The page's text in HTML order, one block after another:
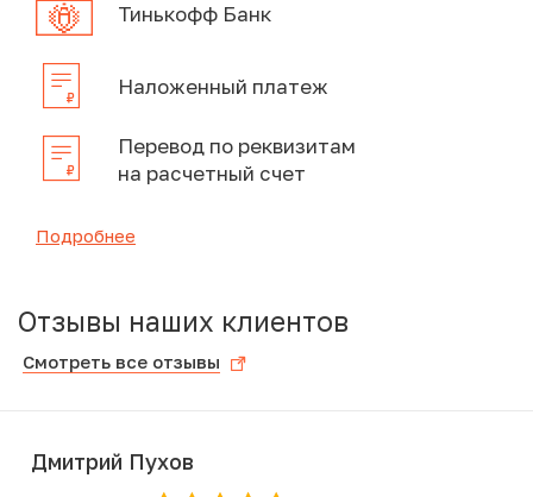
Тинькофф Банк
Наложенный платеж
Перевод по реквизитам
на расчетный счет
Подробнее
Отзывы наших клиентов
Смотреть все отзывы
Дмитрий Пухов